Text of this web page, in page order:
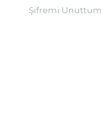
Şifremi